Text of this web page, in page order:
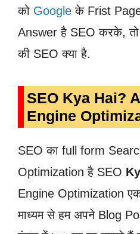
को Googleके Frist
Answer है SEO करके,
की SEO क्या है.
SEO Kya Hai?
Engine
SEO का full form
Optimization है SEO
Engine Optimization
माध्यम से हम अपने Blog